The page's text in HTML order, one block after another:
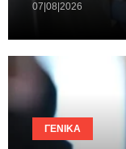
07|08|2026
ΓΕΝΙΚΆ